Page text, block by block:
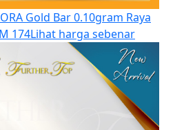
Gold Bar 0.10gram Raya
174Lihat harga sebenar